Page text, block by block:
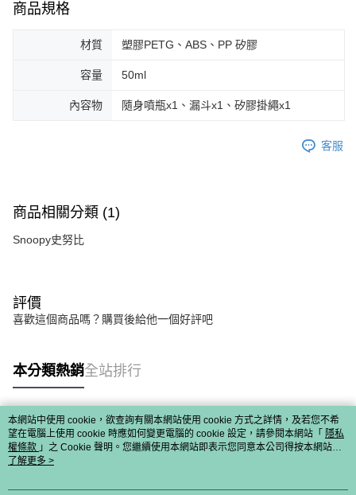
商品規格
材質 塑膠PETG、ABS、PP 矽膠
容量 50ml
內容物 隨身噴瓶x1、漏斗x1、矽膠掛繩x1
客服
商品相關分類 (1)
Snoopy史努比
評價
喜歡這個商品嗎？購買後給他一個好評吧
本分類熱銷全站排行
熱門標籤
本網站中使用 cookie，欲查詢有關本網站使用 cookie 方式之詳情，及若您不希
望在電腦上使用 cookie 時應如何變更電腦的 cookie 設定，請參閱本網站「 隱私
權條款 」之 Cookie 聲明。您繼續使用本網站即表示您同意本公司得按本網站使
用條款之 Cookie 聲明使用 cookie。
了解更多 >